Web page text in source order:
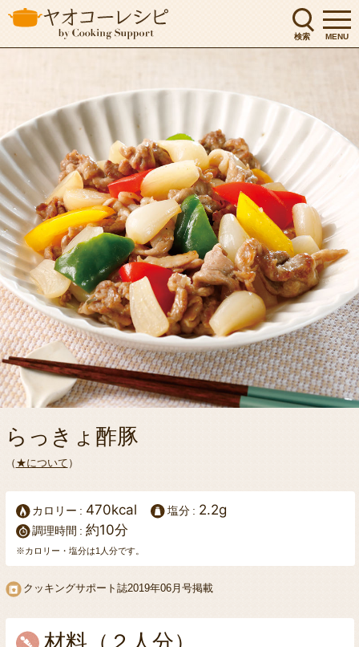
検索 MENU
らっきょ酢豚
（ ★について ）
カロリー 470kcal 塩分 2.2g
調理時間 約10分
※カロリー・塩分は1人分です。
クッキングサポート誌2019年06月号掲載